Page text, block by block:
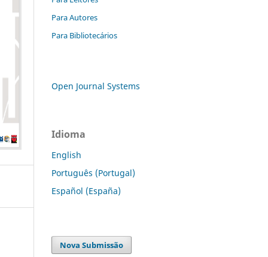
Para Autores
Para Bibliotecários
Open Journal Systems
Idioma
English
Português (Portugal)
Español (España)
Nova Submissão